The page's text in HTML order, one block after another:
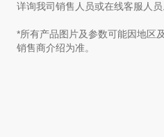
详询我司销售人员或在线客服人员
*所有产品图片及参数可能因地区
销售商介绍为准。